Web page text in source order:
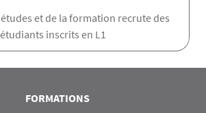
et de la formation recrute des
inscrits en L1
FORMATIONS